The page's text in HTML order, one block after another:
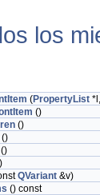
los
(PropertyList *l,
()
()
()
()
QVariant &v)
() const